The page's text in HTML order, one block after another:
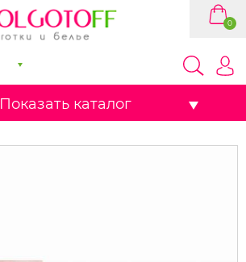
0
Показать каталог